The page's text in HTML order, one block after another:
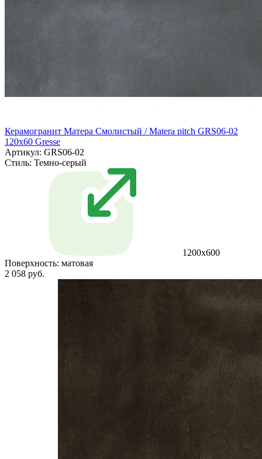
Керамогранит Матера Смолистый / Matera pitch GRS06-02
120х60 Gresse
Артикул: GRS06-02
Стиль: Темно-серый
1200х600
Поверхность: матовая
2 058 руб.